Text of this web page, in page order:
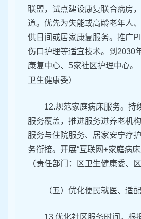
联盟，试点建设康复联合病房
道。优先为失能或高龄老年人
供日间或居家康复服务。推广
伤口护理等适宜技术。到2030
康复中心、5家社区护理中心。
卫生健康委）
12.规范家庭病床服务。持
服务覆盖，推进服务进养老机
服务与住院服务、居家安宁疗
务衔接。开展“互联网+家庭病床
（责任部门：区卫生健康委、
（五）优化便民就医、适
13.优化社区服务时间。根